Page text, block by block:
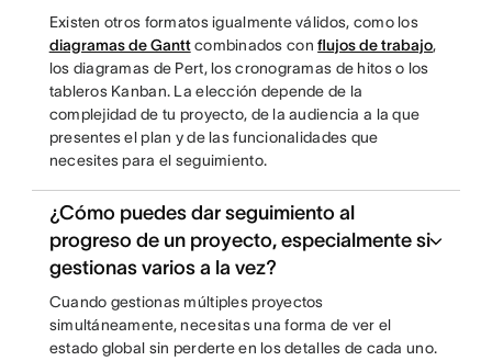
Existen otros formatos igualmente válidos, como los
diagramas de Ganttcombinados conflujos de trabajo,
los diagramas de Pert, los cronogramas de hitos o los
tableros Kanban. La elección depende de la
complejidad de tu proyecto, de la audiencia a la que
presentes el plan y de las funcionalidades que
necesites para el seguimiento.
¿Cómo puedes dar seguimiento al
progreso de un proyecto, especialmente si
gestionas varios a la vez?
Cuando gestionas múltiples proyectos
simultáneamente, necesitas una forma de ver el
estado global sin perderte en los detalles de cada uno.